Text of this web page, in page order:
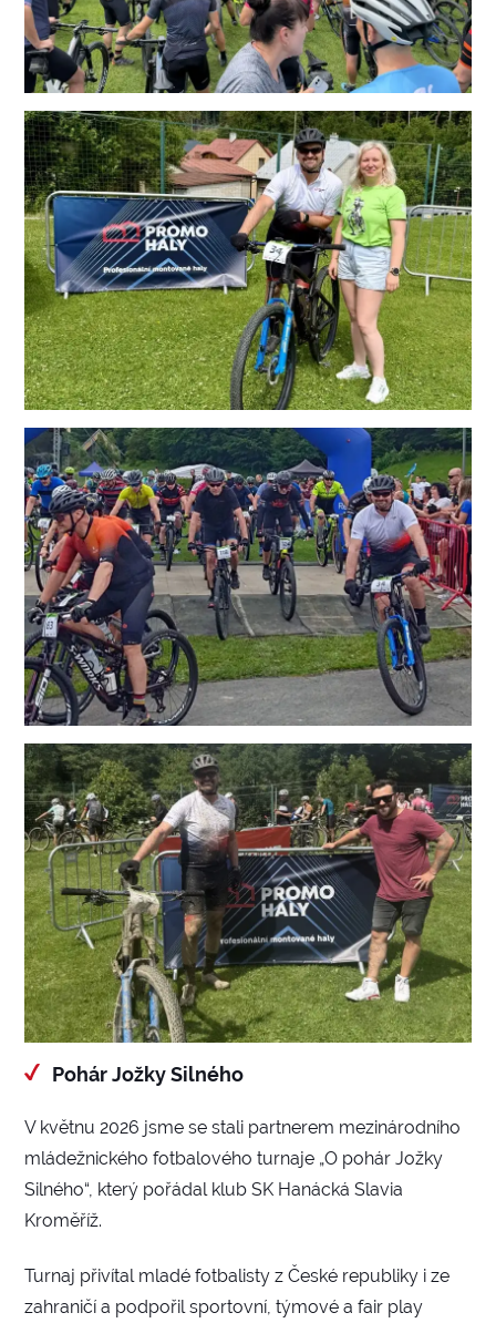
Pohár Jožky Silného
V květnu 2026 jsme se stali partnerem mezinárodního
mládežnického fotbalového turnaje „O pohár Jožky
Silného“, který pořádal klub SK Hanácká Slavia
Kroměříž.
Turnaj přivítal mladé fotbalisty z České republiky i ze
zahraničí a podpořil sportovní, týmové a fair play